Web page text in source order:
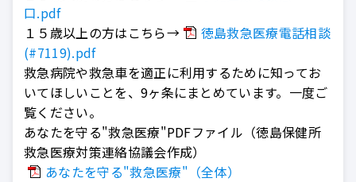
口.pdf
１５歳以上の方はこちら→
徳島救急医療電話相談
(#7119).pdf
救急病院や救急車を適正に利用するために知ってお
いてほしいことを、9ヶ条にまとめています。一度ご
覧ください。
あなたを守る"救急医療"PDFファイル（徳島保健所
救急医療対策連絡協議会作成）
あなたを守る"救急医療"（全体）